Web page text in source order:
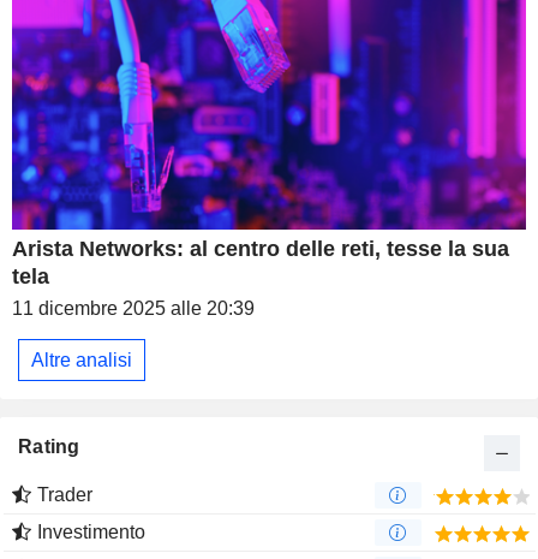
Arista Networks: al centro delle reti, tesse la sua
tela
11 dicembre 2025 alle 20:39
Altre analisi
Rating
Trader
Investimento